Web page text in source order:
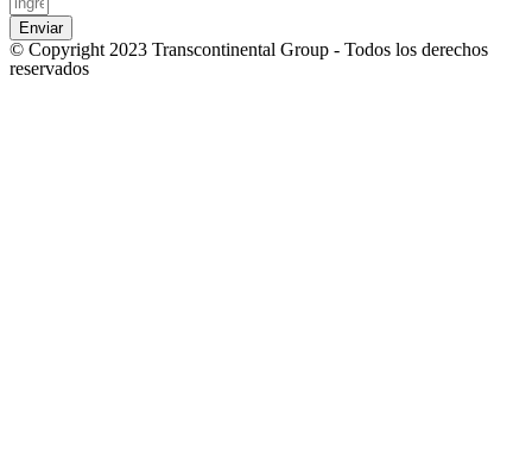
Enviar
© Copyright 2023 Transcontinental Group - Todos los derechos
reservados